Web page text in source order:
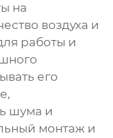
на
воздуха и
работы и
его
шума и
монтаж и